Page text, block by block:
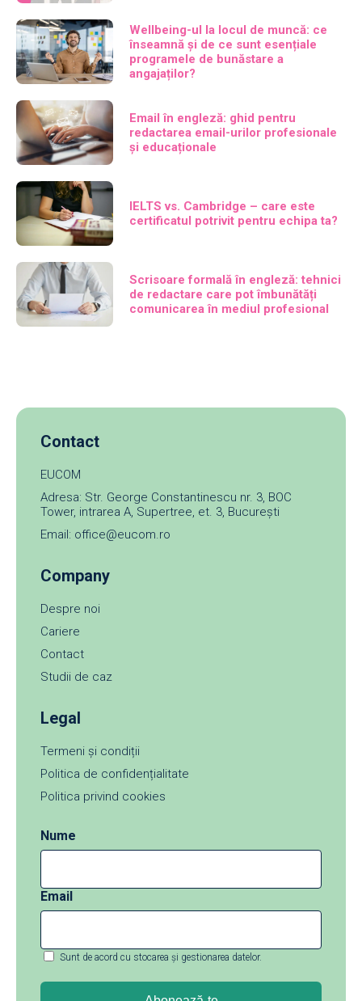
Wellbeing-ul la locul de muncă: ce
înseamnă și de ce sunt esențiale
programele de bunăstare a
angajaților?
Email în engleză: ghid pentru
redactarea email-urilor profesionale
și educaționale
IELTS vs. Cambridge – care este
certificatul potrivit pentru echipa ta?
Scrisoare formală în engleză: tehnici
de redactare care pot îmbunătăți
comunicarea în mediul profesional
Contact
EUCOM
Adresa: Str. George Constantinescu nr. 3, BOC
Tower, intrarea A, Supertree, et. 3, București
Email: office@eucom.ro
Company
Despre noi
Cariere
Contact
Studii de caz
Legal
Termeni și condiții
Politica de confidențialitate
Politica privind cookies
Nume
Email
Sunt de acord cu stocarea și gestionarea datelor.